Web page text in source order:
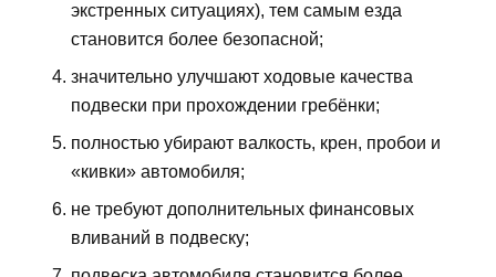
экстренных ситуациях), тем самым езда
становится более безопасной;
значительно улучшают ходовые качества
подвески при прохождении гребёнки;
полностью убирают валкость, крен, пробои и
«кивки» автомобиля;
не требуют дополнительных финансовых
вливаний в подвеску;